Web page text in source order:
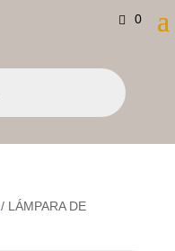
0
/ LÁMPARA DE